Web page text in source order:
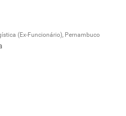
(Ex-Funcionário), Pernambuco